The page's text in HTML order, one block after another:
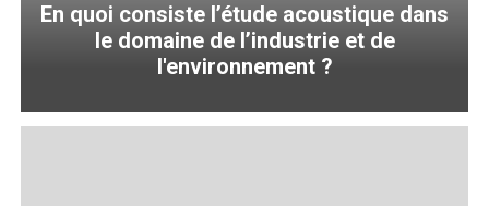
En quoi consiste l’étude acoustique dans
le domaine de l’industrie et de
l'environnement ?